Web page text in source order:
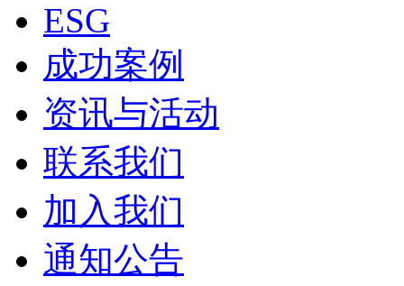
ESG
成功案例
资讯与活动
联系我们
加入我们
通知公告